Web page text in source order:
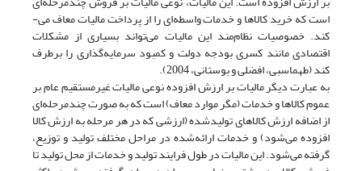
است که خرید کالاها و خدمات واسطه‌­ای را از پرداخت مالیات معاف می‌­
کند. خصوصیات نظام‌مند این مالیات می‌تواند بسیاری از مشکلات
اقتصادی مانند کسری بودجه دولت و کمبود سرمایه‌گذاری را برطرف
کند (طهماسبی، افضلی و بوستانی، 2004).
به عبارت دیگر مالیات بر ارزش افزوده نوعی مالیات غیرمستقیم عام بر
عموم کالاها و خدمات (مگر موارد معاف) است که به ‌صورت چند‌مرحله‌ای
از اضافه ارزش کالاهای تولید‌شده (ارزشی که در هر مرحله به ارزش کالا
افزوده می‌شود) و خدمات ارائه‌شده در مراحل مختلف تولید و توزیع،
گرفته می‌شود. این مالیات در طول فرایند تولید و خدمات از محل تولید تا